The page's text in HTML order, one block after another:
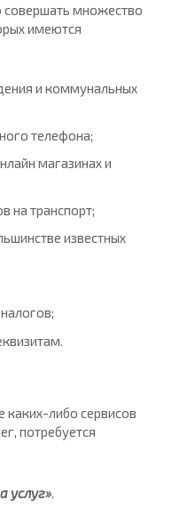
множество
имеются
и коммунальных
телефона;
магазинах и
на транспорт;
известных
каких-либо сервисов
потребуется
услуг».